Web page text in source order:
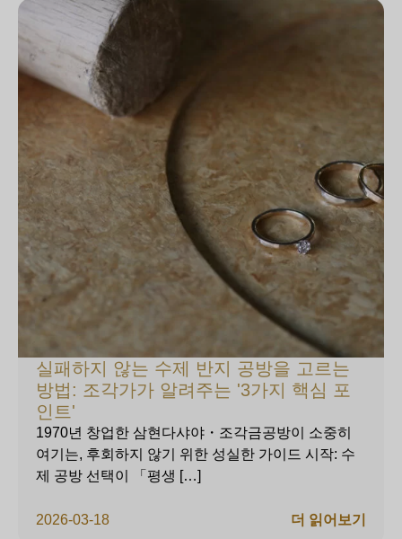
실패하지 않는 수제 반지 공방을 고르는
방법: 조각가가 알려주는 '3가지 핵심 포
인트'
2026-03-18
1970년 창업한 삼현다샤야・조각금공방이 소중히
여기는, 후회하지 않기 위한 성실한 가이드 시작: 수
제 공방 선택이 「평생 […]
더 읽어보기